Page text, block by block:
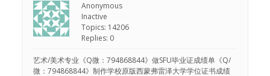
Anonymous
Inactive
Topics: 14206
Replies: 0
艺术/美术专业《Q微：794868844》做SFU毕业证成绩单《Q/
微：794868844》制作学校原版西蒙弗雷泽大学学位证书成绩